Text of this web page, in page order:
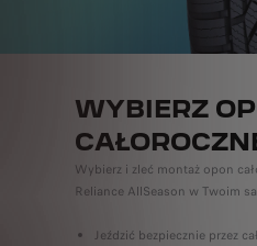
WYBIERZ
Wybierz i zleć montaż opon
Reliance AllSeason w Twoim
Jeździć bezpiecznie przez